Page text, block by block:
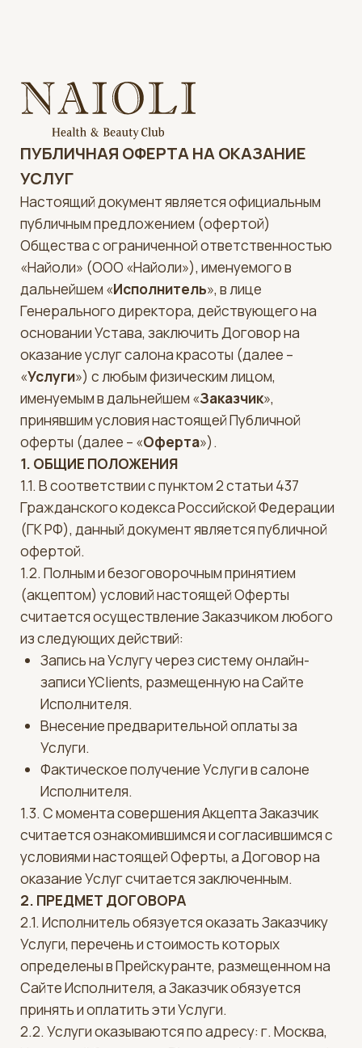
ПУБЛИЧНАЯ ОФЕРТА НА ОКАЗАНИЕ
Настоящий документ является официальным
публичным предложением (офертой)
Общества с ограниченной ответственностью
«Найоли» (ООО «Найоли»), именуемого в
дальнейшем « Исполнитель», в лице
Генерального директора, действующего на
основании Устава, заключить Договор на
оказание услуг салона красоты (далее –
«Услуги
») с любым физическим лицом,
именуемым в дальнейшем «Заказчик»,
принявшим условия настоящей Публичной
оферты (далее – «Оферта»).
1. ОБЩИЕ ПОЛОЖЕНИЯ
1.1. В соответствии с пунктом 2 статьи 437
Гражданского кодекса Российской Федерации
(ГК РФ), данный документ является публичной
офертой.
1.2. Полным и безоговорочным принятием
(акцептом) условий настоящей Оферты
считается осуществление Заказчиком любого
из следующих действий:
Запись на Услугу через систему онлайн-
записи YClients, размещенную на Сайте
Исполнителя.
Внесение предварительной оплаты за
Услуги.
Фактическое получение Услуги в салоне
Исполнителя.
1.3. С момента совершения Акцепта Заказчик
считается ознакомившимся и согласившимся с
условиями настоящей Оферты, а Договор на
оказание Услуг считается заключенным.
2. ПРЕДМЕТ ДОГОВОРА
2.1. Исполнитель обязуется оказать Заказчику
Услуги, перечень и стоимость которых
определены в Прейскуранте, размещенном на
Сайте Исполнителя, а Заказчик обязуется
принять и оплатить эти Услуги.
2.2. Услуги оказываются по адресу: г. Москва,
комната 49.
3. ПРАВА И ОБЯЗАННОСТИ СТОРОН
3.1. Исполнитель обязуется:
* Оказать Услуги качественно и в полном
объеме в соответствии с действующими
санитарными нормами и правилами (СанПиН).
* Предоставить Заказчику полную и
достоверную информацию об Услугах, их
стоимости и условиях оказания.
3.2.
* Своевременно и в полном объеме оплатить